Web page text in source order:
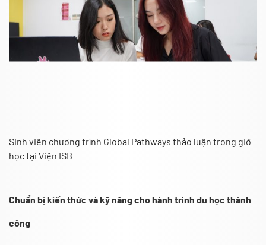
Sinh viên chương trình Global Pathways thảo luận trong giờ
học tại Viện ISB
Chuẩn bị kiến thức và kỹ năng cho hành trình du học thành
công